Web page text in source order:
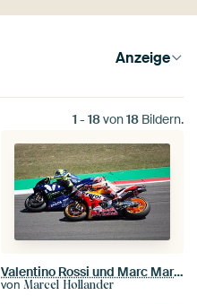
Anzeige
1 - 18von18 Bildern.
Valentino Rossi und Marc Marquez im Kampf TT Assen
von Marcel Hollander